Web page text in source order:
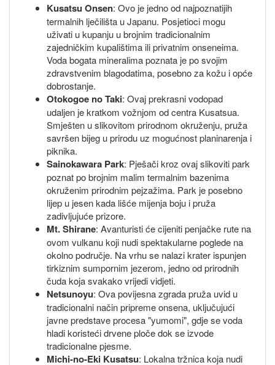
Kusatsu Onsen: Ovo je jedno od najpoznatijih
termalnih lječilišta u Japanu. Posjetioci mogu
uživati u kupanju u brojnim tradicionalnim
zajedničkim kupalištima ili privatnim onseneima.
Voda bogata mineralima poznata je po svojim
zdravstvenim blagodatima, posebno za kožu i opće
dobrostanje.
Otokogoe no Taki: Ovaj prekrasni vodopad
udaljen je kratkom vožnjom od centra Kusatsua.
Smješten u slikovitom prirodnom okruženju, pruža
savršen bijeg u prirodu uz mogućnost planinarenja i
piknika.
Sainokawara Park: Pješači kroz ovaj slikoviti park
poznat po brojnim malim termalnim bazenima
okruženim prirodnim pejzažima. Park je posebno
lijep u jesen kada lišće mijenja boju i pruža
zadivljujuće prizore.
Mt. Shirane: Avanturisti će cijeniti penjačke rute na
ovom vulkanu koji nudi spektakularne poglede na
okolno područje. Na vrhu se nalazi krater ispunjen
tirkiznim sumpornim jezerom, jedno od prirodnih
čuda koja svakako vrijedi vidjeti.
Netsunoyu: Ova povijesna zgrada pruža uvid u
tradicionalni način pripreme onsena, uključujući
javne predstave procesa "yumomi", gdje se voda
hladi koristeći drvene ploče dok se izvode
tradicionalne pjesme.
Michi-no-Eki Kusatsu: Lokalna tržnica koja nudi